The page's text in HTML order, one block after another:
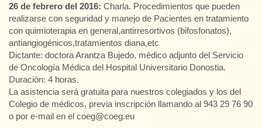
26 de febrero del 2016: Charla. Procedimientos que pueden
realizarse con seguridad y manejo de Pacientes en tratamiento
con quimioterapia en general,antirresortivos (bifosfonatos),
antiangiogénicos,tratamientos diana,etc
Dictante: doctora Arantza Bujedo, médico adjunto del Servicio
de Oncología Médica del Hospital Universitario Donostia.
Duración: 4 horas.
La asistencia será gratuita para nuestros colegiados y los del
Colegio de médicos, previa inscripción llamando al 943 29 76 90
o por e-mail en el coeg@coeg.eu